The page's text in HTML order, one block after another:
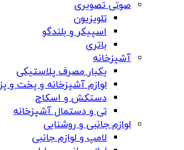
صوتی تصویری
تلویزیون
اسپیکر و بلندگو
باتری
آشپزخانه
یکبار مصرف پلاستیکی
لوازم آشپزخانه و پخت و پز
دستکش و اسکاج
تی و دستمال آشپزخانه
لوازم جانبی و روشنایی
لامپ و لوازم جانبی